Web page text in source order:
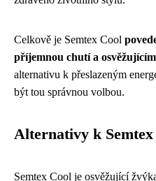
Celkově je Semtex Cool
příjemnou chutí a
alternativu k přeslazeným
být tou správnou volbou.
Alternativy k
Semtex Cool je osvěžující